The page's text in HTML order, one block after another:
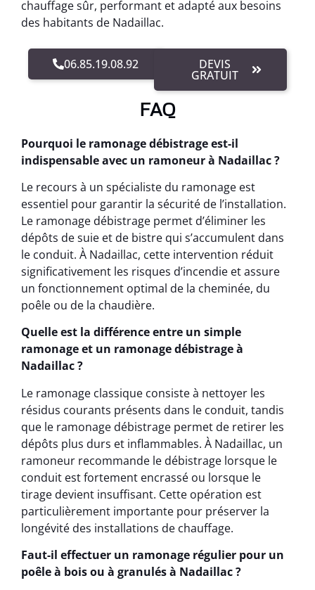
chauffage sûr, performant et adapté aux besoins
des habitants de Nadaillac.
06.85.19.08.92 DEVIS
GRATUIT
FAQ
Pourquoi le ramonage débistrage est-il
indispensable avec un ramoneur à Nadaillac ?
Le recours à un spécialiste du ramonage est
essentiel pour garantir la sécurité de l’installation.
Le ramonage débistrage permet d’éliminer les
dépôts de suie et de bistre qui s’accumulent dans
le conduit. À Nadaillac, cette intervention réduit
significativement les risques d’incendie et assure
un fonctionnement optimal de la cheminée, du
poêle ou de la chaudière.
Quelle est la différence entre un simple
ramonage et un ramonage débistrage à
Nadaillac ?
Le ramonage classique consiste à nettoyer les
résidus courants présents dans le conduit, tandis
que le ramonage débistrage permet de retirer les
dépôts plus durs et inflammables. À Nadaillac, un
ramoneur recommande le débistrage lorsque le
conduit est fortement encrassé ou lorsque le
tirage devient insuffisant. Cette opération est
particulièrement importante pour préserver la
longévité des installations de chauffage.
Faut-il effectuer un ramonage régulier pour un
poêle à bois ou à granulés à Nadaillac ?